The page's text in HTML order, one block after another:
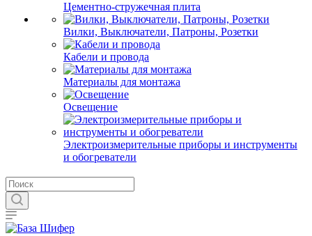
Цементно-стружечная плита
Вилки, Выключатели, Патроны, Розетки
Кабели и провода
Материалы для монтажа
Освещение
Электроизмерительные приборы и инструменты
и обогреватели